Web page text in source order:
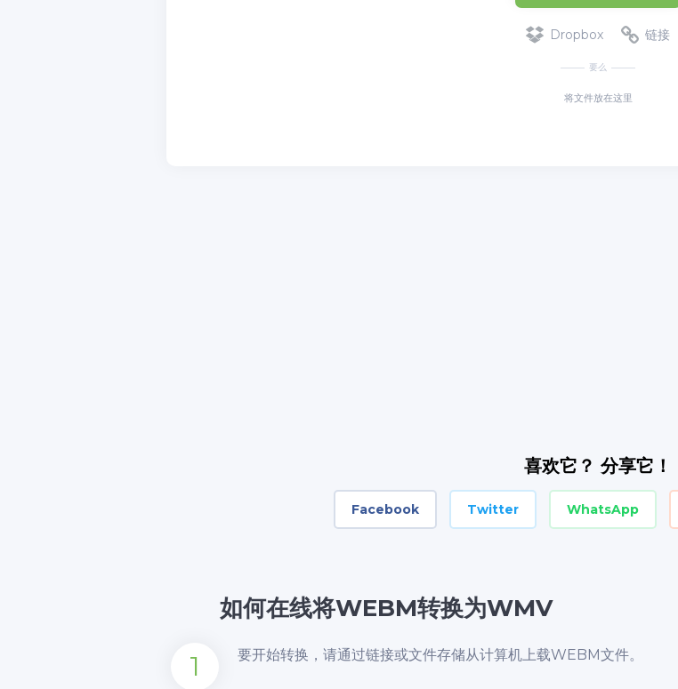
Dropbox 链接
要么
将文件放在这里
喜欢它？ 分享它！
Facebook Twitter WhatsApp
如何在线将WEBM转换为WMV
1 要开始转换，请通过链接或文件存储从计算机上载WEBM文件。